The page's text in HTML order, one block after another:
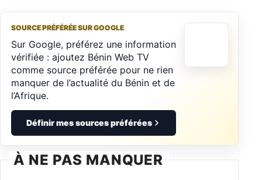
SOURCE PRÉFÉRÉE SUR GOOGLE
Sur Google, préférez une information
vérifiée : ajoutez Bénin Web TV
comme source préférée pour ne rien
manquer de l’actualité du Bénin et de
l’Afrique.
Définir mes sources préférées
À NE PAS MANQUER